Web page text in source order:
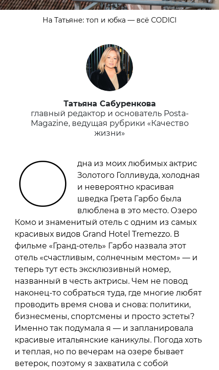
На Татьяне: топ и юбка — всё CODICI
Татьяна Сабуренкова
главный редактор и основатель Posta-
Magazine, ведущая рубрики «Качество
жизни»
О
дна из моих любимых актрис
Золотого Голливуда, холодная
и невероятно красивая
шведка Грета Гарбо была
влюблена в это место. Озеро
Комо и знаменитый отель с одним из самых
красивых видов Grand Hotel Tremezzo. В
фильме «Гранд-отель» Гарбо назвала этот
отель «счастливым, солнечным местом» — и
теперь тут есть эксклюзивный номер,
названный в честь актрисы. Чем не повод
наконец-то собраться туда, где многие любят
проводить время снова и снова: политики,
бизнесмены, спортсмены и просто эстеты?
Именно так подумала я — и запланировала
красивые итальянские каникулы. Погода хоть
и теплая, но по вечерам на озере бывает
ветерок, поэтому я захватила с собой